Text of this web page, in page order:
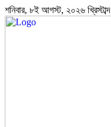
শনিবার, ৮ই আগস্ট, ২০২৬ খ্রিস্টাব্দ